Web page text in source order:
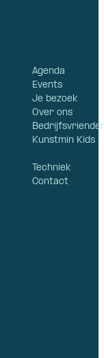
Agenda
Events
Je bezoek
Over ons
Kunstmin Kids
Techniek
Contact